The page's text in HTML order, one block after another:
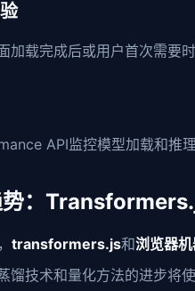
加载完成后或用户首次需要
API监控模型加载和推
：
transformers.js和浏览器
馏技术和量化方法的进步将